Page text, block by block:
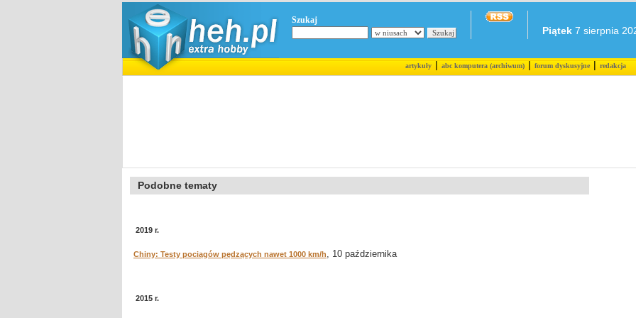
Szukaj
Piątek 7 sierpnia
artykuły|abc komputera (archiwum)|forum dyskusyjne|redakcja
Podobne tematy
2019 r.
Chiny: Testy pociągów pędzących nawet 1000 km/h, 10 października
2015 r.